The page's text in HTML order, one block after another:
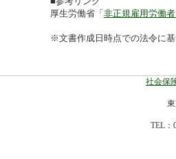
厚生労働省「 非正規雇用労働
※文書作成日時点での法令に
社会保
TEL：